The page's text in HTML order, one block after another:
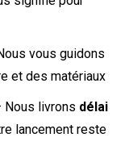
vous guidons
et des matériaux
Nous livrons délai
lancement reste